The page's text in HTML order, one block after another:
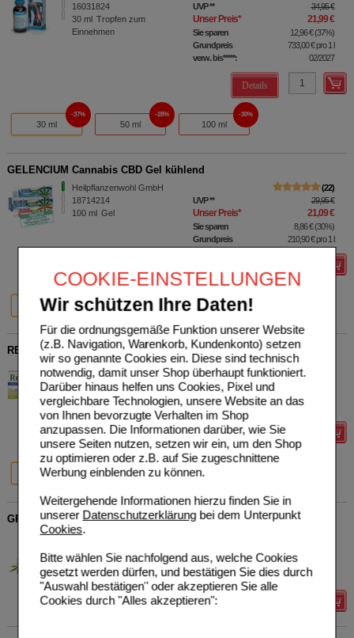
COOKIE-EINSTELLUNGEN
Wir schützen Ihre Daten!
Für die ordnungsgemäße Funktion unserer Website
(z.B. Navigation, Warenkorb, Kundenkonto) setzen
wir so genannte Cookies ein. Diese sind technisch
notwendig, damit unser Shop überhaupt funktioniert.
Darüber hinaus helfen uns Cookies, Pixel und
vergleichbare Technologien, unsere Website an das
von Ihnen bevorzugte Verhalten im Shop
anzupassen. Die Informationen darüber, wie Sie
unsere Seiten nutzen, setzen wir ein, um den Shop
zu optimieren oder z.B. auf Sie zugeschnittene
Werbung einblenden zu können.
Weitergehende Informationen hierzu finden Sie in
unserer Datenschutzerklärungbei dem Unterpunkt
Cookies.
Bitte wählen Sie nachfolgend aus, welche Cookies
gesetzt werden dürfen, und bestätigen Sie dies durch
"Auswahl bestätigen" oder akzeptieren Sie alle
Cookies durch "Alles akzeptieren":
16031824
30 ml Tropfen zum
Einnehmen
UVP** 34,95 €
Unser Preis* 21,99 €
Sie sparen 12,96 €(37%)
Grundpreis
733,00 €pro 1 l
verw. bis*****:
02/2027
Details
30 ml
37%
50 ml
28%
100 ml
30%
GELENCIUM Cannabis CBD Gel kühlend
Heilpflanzenwohl GmbH
18714214
100 ml Gel
22
UVP** 29,95 €
Unser Preis* 21,09 €
Sie sparen 8,86 €(30%)
Grundpreis
210,90 €pro 1 l
100 ml 2X100 ml
REFIGURA Pro Kapseln
Heilpflanzenwohl GmbH
16122136
60 St Kapseln
UVP
Unser Preis*
Sie sparen 11,26 €
Details
60 St
25%
160 St
25%
GREEN NATURALS Mönchspfeffer 20mg hochdosiert Kps.
Heilpflanzenwohl GmbH
180St Kapseln Unser Preis*
Sie sparen 3,96 €